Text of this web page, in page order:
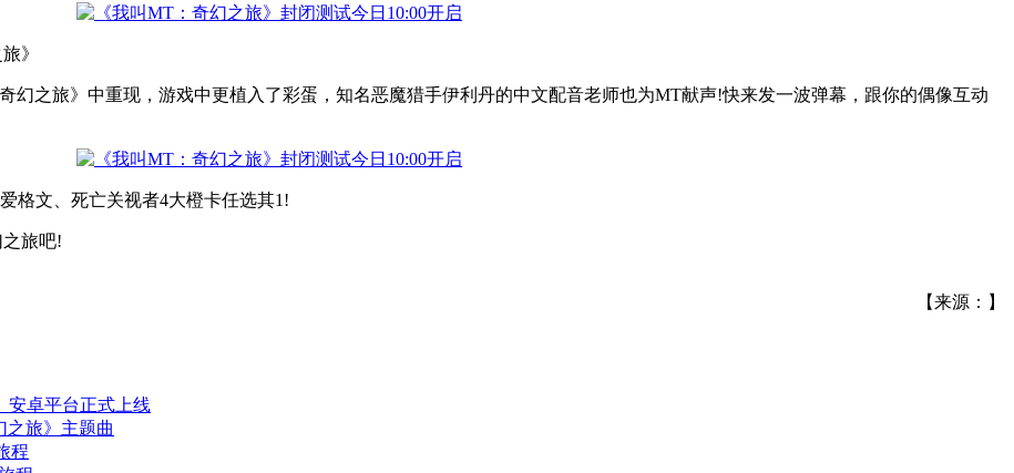
》
幻之旅》中重现，游戏中更植入了彩蛋，知名恶魔猎手伊利丹的中文配音老师也为MT献声!快来发一波弹幕，跟你的偶像互动
格文、死亡关视者4大橙卡任选其1!
旅吧!
【来源：】
安卓平台正式上线
之旅》主题曲
程